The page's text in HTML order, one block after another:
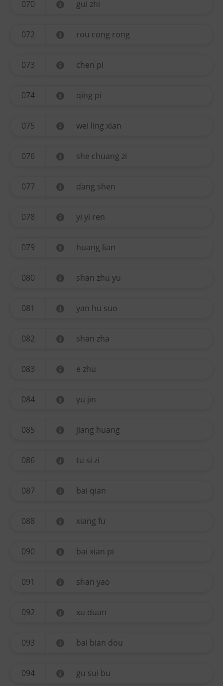
070 gui zhi
072 rou cong rong
073 chen pi
074 qing pi
075 wei ling xian
076 she chuang zi
077 dang shen
078 yi yi ren
079 huang lian
080 shan zhu yu
081 yan hu suo
082 shan zha
083 e zhu
084 yu jin
085 jiang huang
086 tu si zi
087 bai qian
088 xiang fu
090 bai xian pi
091 shan yao
092 xu duan
093 bai bian dou
094 gu sui bu